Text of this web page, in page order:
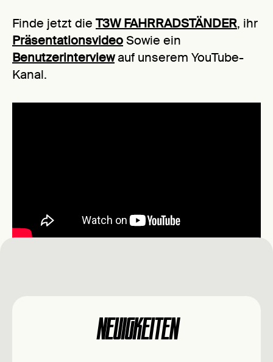
Finde jetzt die T3W FAHRRADSTÄNDER, ihr
PräsentationsvideoSowie ein
Benutzerinterviewauf unserem YouTube-
Kanal.
NEUIGKEITEN